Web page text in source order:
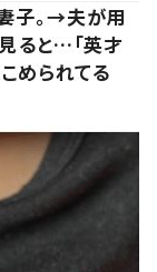
子。→夫が用
ると…「英才
められてる